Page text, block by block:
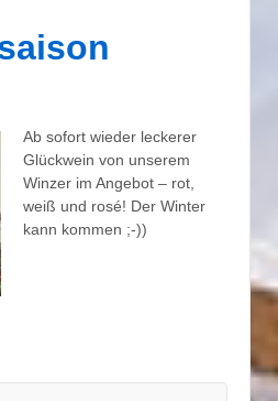
Ab sofort wieder leckerer
Glückwein von unserem
Winzer im Angebot – rot,
weiß und rosé! Der Winter
kann kommen ;-))